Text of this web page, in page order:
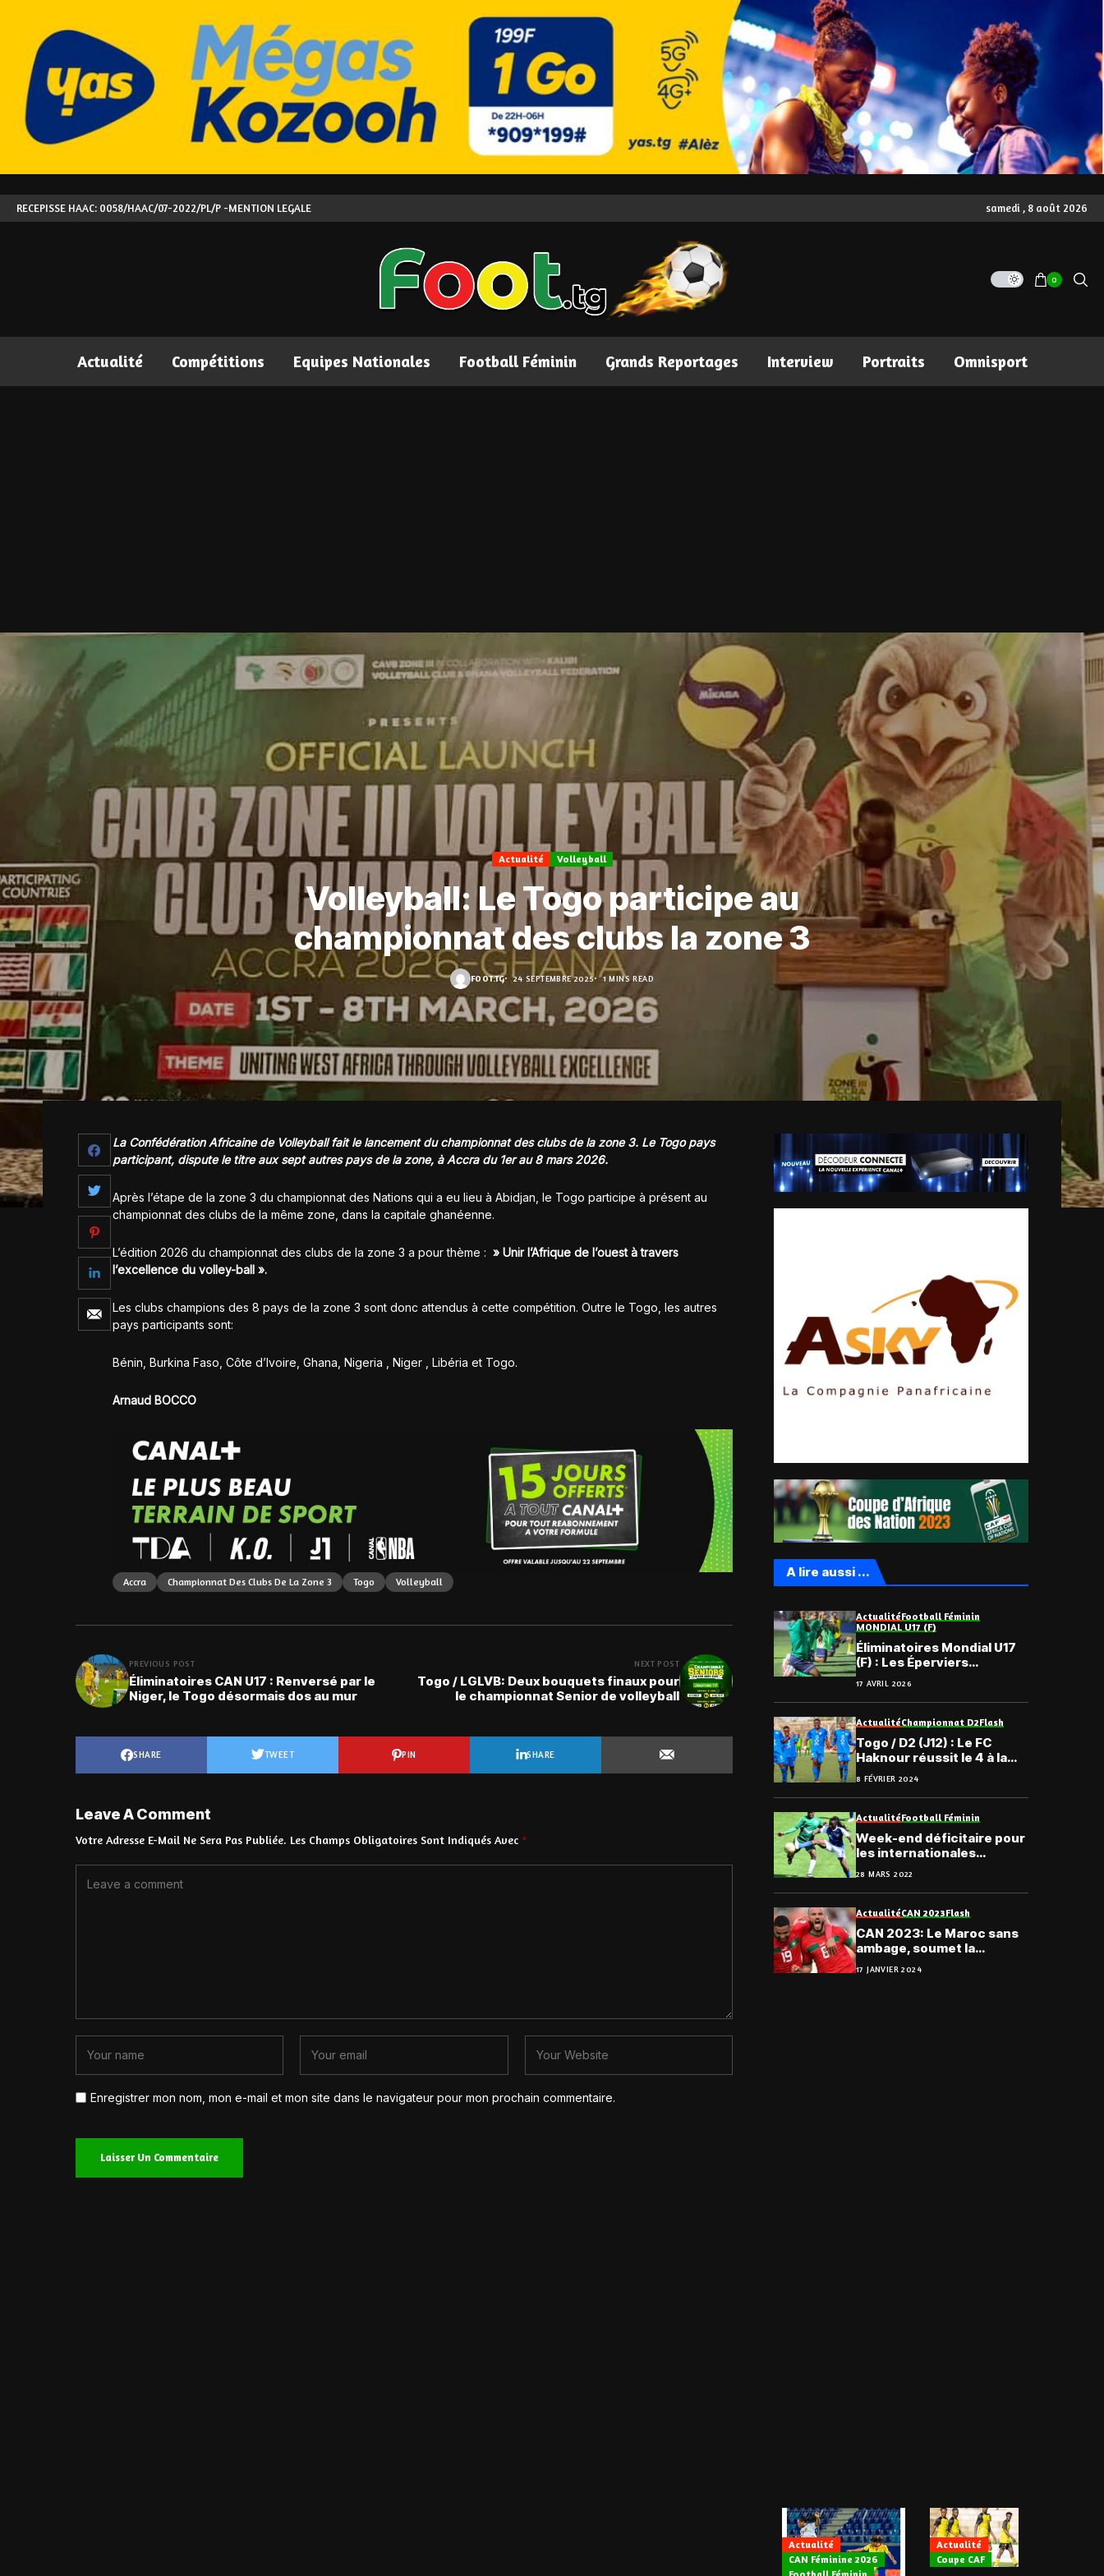
RECEPISSE HAAC: 0058/HAAC/07-2022/PL/P -MENTION LEGALE samedi , 8 août 2026
0
Actualité Compétitions Equipes Nationales Football Féminin Grands Reportages Interview Portraits Omnisport
Actualité Volleyball
Volleyball: Le Togo participe au
championnat des clubs la zone 3
FOOT.TG 24 SEPTEMBRE 2025 1 MINS READ
La Confédération Africaine de Volleyball fait le lancement du championnat des clubs de la zone 3. Le Togo pays
participant, dispute le titre aux sept autres pays de la zone, à Accra du 1er au 8 mars 2026.
Après l’étape de la zone 3 du championnat des Nations qui a eu lieu à Abidjan, le Togo participe à présent au
championnat des clubs de la même zone, dans la capitale ghanéenne.
L’édition 2026 du championnat des clubs de la zone 3 a pour thème : » Unir l’Afrique de l’ouest à travers
l’excellence du volley-ball ».
Les clubs champions des 8 pays de la zone 3 sont donc attendus à cette compétition. Outre le Togo, les autres
pays participants sont:
Bénin, Burkina Faso, Côte d’Ivoire, Ghana, Nigeria , Niger , Libéria et Togo.
Arnaud BOCCO
Accra Championnat Des Clubs De La Zone 3 Togo Volleyball
PREVIOUS POST
Éliminatoires CAN U17 : Renversé par le
Niger, le Togo désormais dos au mur
NEXT POST
Togo / LGLVB: Deux bouquets finaux pour
le championnat Senior de volleyball
SHARE TWEET PIN SHARE
Leave A Comment
Votre Adresse E-Mail Ne Sera Pas Publiée. Les Champs Obligatoires Sont Indiqués Avec *
Enregistrer mon nom, mon e-mail et mon site dans le navigateur pour mon prochain commentaire.
A lire aussi ...
ActualitéFootball Féminin
MONDIAL U17 (F)
Éliminatoires Mondial U17
(F) : Les Éperviers
cadettes à Accra pour le
défi retour
17 AVRIL 2026
ActualitéChampionnat D2Flash
Togo / D2 (J12) : Le FC
Haknour réussit le 4 à la
suite, le récapitulatif
8 FÉVRIER 2024
ActualitéFootball Féminin
Week-end déficitaire pour
les internationales
togolaises
28 MARS 2022
ActualitéCAN 2023Flash
CAN 2023: Le Maroc sans
ambage, soumet la
Tanzanie
17 JANVIER 2024
Actualité
CAN Féminine 2026
Actualité
Coupe CAF